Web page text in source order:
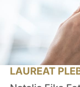
LAUREAT